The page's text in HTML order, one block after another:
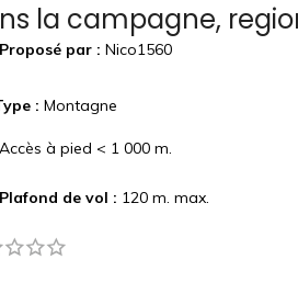
la campagne,
Proposé par : Nico1560
: Montagne
Accès à pied < 1 000 m.
Plafond de vol : 120 m. max.